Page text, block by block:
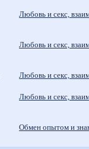
Любовь и секс,
Любовь и секс,
Любовь и секс,
Любовь и секс,
Обмен опытом и